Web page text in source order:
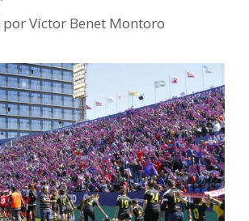
porVíctor Benet Montoro